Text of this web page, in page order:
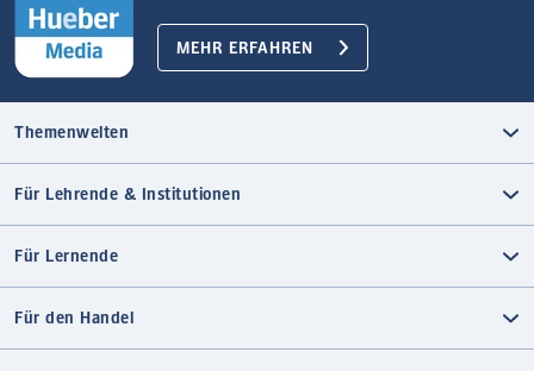
MEHR ERFAHREN
Themenwelten
Für Lehrende & Institutionen
Für Lernende
Für den Handel